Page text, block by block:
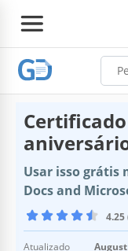
Usar isso grátis
Docs and
4.25
Atualizado